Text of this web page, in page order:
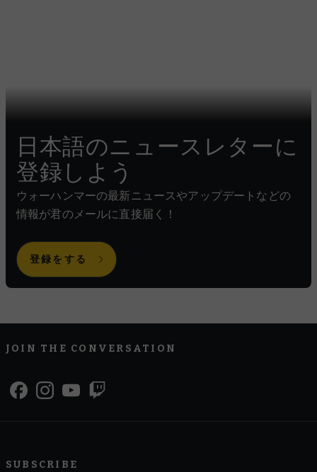
日本語のニュースレターに
登録しよう
ウォーハンマーの最新ニュースやアップデートなどの
情報が君のメールに直接届く！
登録をする
JOIN THE CONVERSATION
SUBSCRIBE